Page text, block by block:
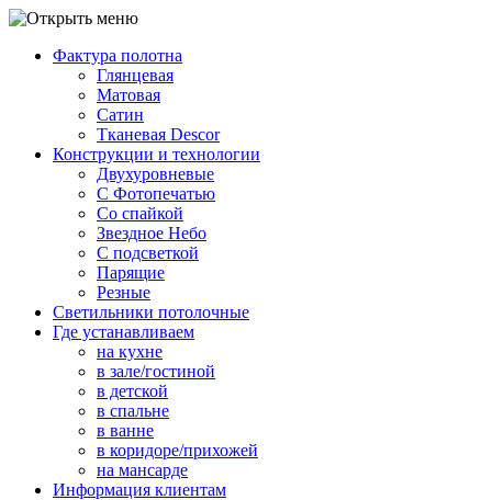
Фактура полотна
Глянцевая
Матовая
Сатин
Тканевая Descor
Конструкции и технологии
Двухуровневые
С Фотопечатью
Со спайкой
Звездное Небо
С подсветкой
Парящие
Резные
Светильники потолочные
Где устанавливаем
на кухне
в зале/гостиной
в детской
в спальне
в ванне
в коридоре/прихожей
на мансарде
Информация клиентам